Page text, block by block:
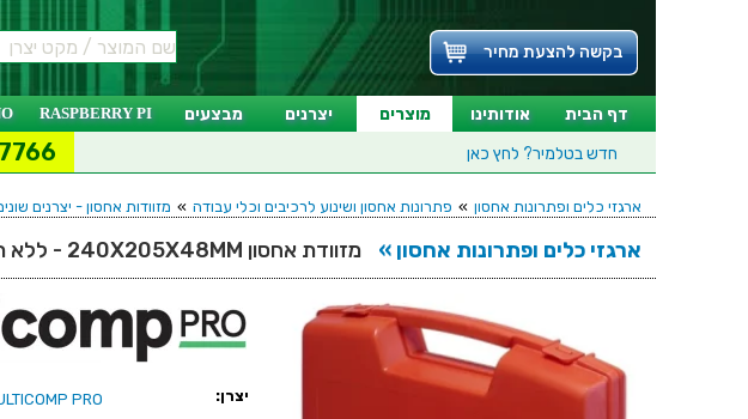
בקשה להצעת מחיר
דף הבית אודותינו מוצרים יצרנים מבצעים RASPBERRY PI
חדש בטלמיר? לחץ כאן
ארגזי כלים ופתרונות אחסון » פתרונות אחסון ושינוע לרכיבים וכלי עבודה » מזוודות אחסון - יצרנים
ארגזי כלים ופתרונות אחסון » מזוודת אחסון 240X205X48MM - ללא ריפוד פנימי - אדומה
יצרן: PRO